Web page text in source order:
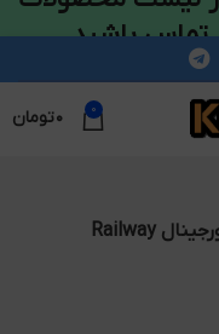
0 ۰تومان
محصولات برچسب خورده “سی دی کی اورجینال Railway
تماس باشید